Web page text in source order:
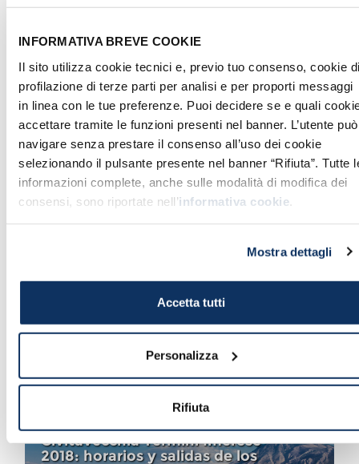
INFORMATIVA BREVE COOKIE
Il sito utilizza cookie tecnici e, previo tuo consenso, cookie
profilazione di terze parti per analisi e per proporti messaggi
in linea con le tue preferenze. Puoi decidere se e quali
accettare tramite le funzioni presenti nel banner. L’utente può
navigare senza prestare il consenso all’uso dei cookie
selezionando il pulsante presente nel banner “Rifiuta”. Tutte
informazioni complete, anche sulle modalità di modifica dei
consensi, sono riportate nell’informativa cookie
Mostra dettagli
Accetta tutti
Personalizza
Rifiuta
También te podría interesar...
Civitavecchia Palermo 2017:
horarios y salidas de los ferris
Civitavecchia Termini Imerese
2018: horarios y salidas de los